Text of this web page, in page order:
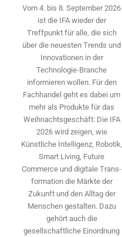
Vom 4. bis 8. September 2026
ist die IFA wieder der
Treffpunkt für alle, die sich
über die neuesten Trends und
Innovationen in der
Technologie-­Branche
informieren wollen. Für den
Fachhandel geht es dabei um
mehr als Produkte für das
Weihnachtsgeschäft: Die IFA
2026 wird ­zeigen, wie
Künstliche Intelligenz, Robotik,
Smart Living, Future
Commerce und digitale Trans­
formation die Märkte der
Zukunft und den Alltag der
Menschen gestalten. Dazu
gehört auch die
gesellschaftliche Einordnung